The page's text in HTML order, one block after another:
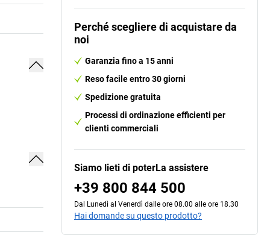
Perché scegliere di acquistare da
noi
Garanzia fino a 15 anni
Reso facile entro 30 giorni
Spedizione gratuita
Processi di ordinazione efficienti per
clienti commerciali
Siamo lieti di poterLa assistere
+39 800 844 500
Dal Lunedì al Venerdì dalle ore 08.00 alle ore 18.30
Hai domande su questo prodotto?